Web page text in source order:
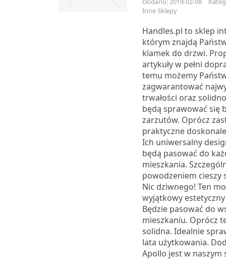
Inne Sklepy
Handles.pl to sklep
którym znajdą
klamek do drzwi.
artykuły w pełni
temu możemy
zagwarantować
trwałości oraz
będą sprawować się
zarzutów. Oprócz
praktyczne
Ich uniwersalny
będą pasować do
mieszkania.
powodzeniem cieszy
Nic dziwnego! Ten
wyjątkowy
Będzie pasować do
mieszkaniu. Oprócz
solidna. Idealnie
lata użytkowania.
Apollo jest w naszym